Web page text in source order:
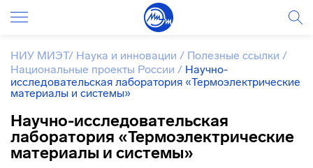
НИУ МИЭТ/ Наука и инновации / Полезные ссылки /
Национальные проекты России / Научно-
исследовательская лаборатория «Термоэлектрические
материалы и системы»
Научно-исследовательская
лаборатория «Термоэлектрические
материалы и системы»